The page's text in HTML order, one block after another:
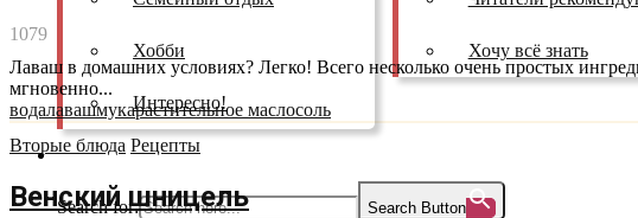
Хобби
Интересно!
Хочу всё знать
Как смотреть
Search for: Search Button
1079
Лаваш в домашних условиях? Легко! Всего несколько очень простых
мгновенно...
водалавашмукарастительное маслосоль
Вторые блюда Рецепты
Венский шницель